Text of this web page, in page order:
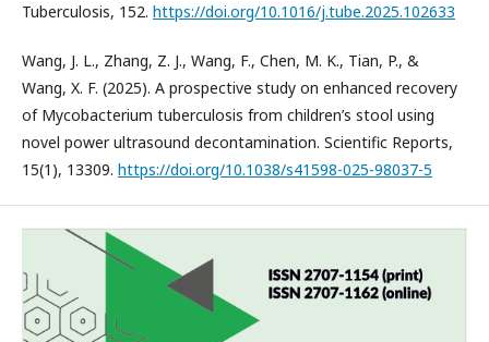
Tuberculosis, 152. https://doi.org/10.1016/j.tube.2025.102633
Wang, J. L., Zhang, Z. J., Wang, F., Chen, M. K., Tian, P., &
Wang, X. F. (2025). A prospective study on enhanced recovery
of Mycobacterium tuberculosis from children’s stool using
novel power ultrasound decontamination. Scientific Reports,
15(1), 13309. https://doi.org/10.1038/s41598-025-98037-5